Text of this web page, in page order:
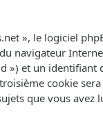
», le logiciel
navigateur
») et un identifiant
cookie
que vous avez